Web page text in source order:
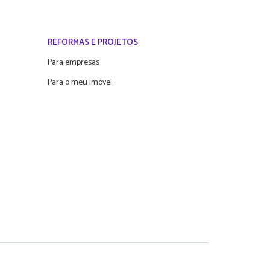
REFORMAS E PROJETOS
Para empresas
Para o meu imóvel